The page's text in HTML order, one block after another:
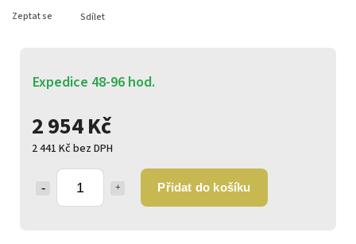
2 954 Kč
2 441 Kč bez DPH
Přidat do košíku
Expedice 48-96 hod.
Zeptat se Sdílet